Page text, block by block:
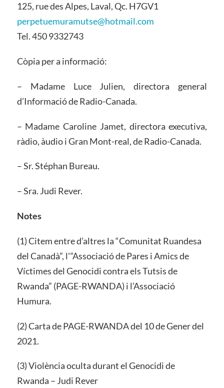
125, rue des Alpes, Laval, Qc. H7GV1
perpetuemuramutse@hotmail.com
Tel. 450 9332743
Còpia per a informació:
– Madame Luce Julien, directora general
d’Informació de Radio-Canada.
– Madame Caroline Jamet, directora executiva,
ràdio, àudio i Gran Mont-real, de Radio-Canada.
– Sr. Stéphan Bureau.
– Sra. Judi Rever.
Notes
(1) Citem entre d’altres la “Comunitat Ruandesa
del Canadà”, l'”Associació de Pares i Amics de
Víctimes del Genocidi contra els Tutsis de
Rwanda” (PAGE-RWANDA) i l’Associació
Humura.
(2) Carta de PAGE-RWANDA del 10 de Gener del
2021.
(3) Violència oculta durant el Genocidi de
Rwanda – Judi Rever